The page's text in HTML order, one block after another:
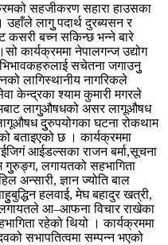
सहजीकरण सहारा हाउसका
उहाँले लागुु पदार्थ दुरब्यसन र
कसरी बच्न सकिन्छ भन्ने बारे
कार्यक्रममा नेपालगन्ज उद्योग
सचेतना जगाउनुु
लागिस्थानीय नागरिकले
केन्द्रका श्याम कुमारी मगरले
लागुुऔषधको असर लागूऔषध
दुुरुपयोगका घटना रोकथाम
बताइएको छ । कार्यक्रममा
आईडल्सका राजन बर्मा,सूचना
गुुरुङ्ग, लगायतको सहभागिता
अन्सारी, ज्ञान ज्योति बाल
हलवाई, मेघ बहादुर खत्री,
आ–आफना विचार राखेका
रहेको थियो । कार्यक्रममा
सभापतित्वमा सम्पन्न भएको